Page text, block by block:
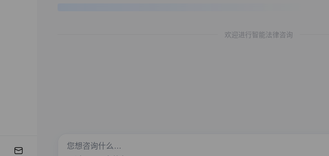
欢迎进行智能法律咨询